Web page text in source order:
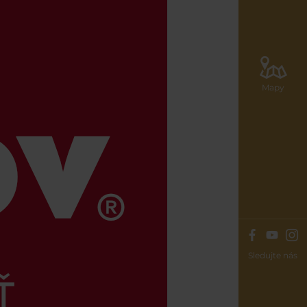
Mapy
Sledujte nás